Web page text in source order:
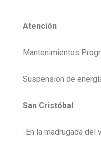
Atención
Mantenimientos
Suspensión de
San Cristóbal
-En la madrugada del